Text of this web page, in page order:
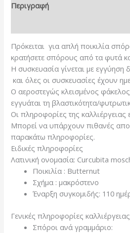
Περιγραφή
Πρόκειται για απλή ποικιλία
κρατήσετε σπόρους από τα φυτά
Η συσκευασία γίνεται με εγγύηση
και όλες οι συσκευασίες έχουν
Ο αεροστεγώς κλεισμένος
εγγυάται τη βλαστικότητα/
Οι πληροφορίες της καλλιέργειας
Μπορεί να υπάρχουν πιθανές
παρακάτω πληροφορίες.
Eιδικές πληροφορίες
Λατινική ονομασία: Curcubita
Ποικιλία : Butternut
Σχήμα : μακρόστενο
Έναρξη συγκομιδής: 110
Γενικές πληροφορίες καλλιέργειας
Σπόροι ανά γραμμάριο: